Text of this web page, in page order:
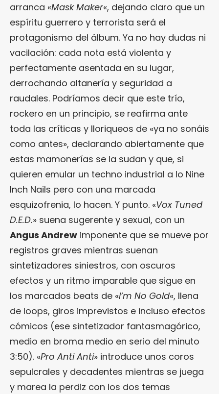
arranca «Mask Maker«, dejando claro que un
espíritu guerrero y terrorista será el
protagonismo del álbum. Ya no hay dudas ni
vacilación: cada nota está violenta y
perfectamente asentada en su lugar,
derrochando altanería y seguridad a
raudales. Podríamos decir que este trío,
rockero en un principio, se reafirma ante
toda las críticas y lloriqueos de «ya no sonáis
como antes», declarando abiertamente que
estas mamonerías se la sudan y que, si
quieren emular un techno industrial a lo Nine
Inch Nails pero con una marcada
esquizofrenia, lo hacen. Y punto. «Vox Tuned
D.E.D.» suena sugerente y sexual, con un
Angus Andrew imponente que se mueve por
registros graves mientras suenan
sintetizadores siniestros, con oscuros
efectos y un ritmo imparable que sigue en
los marcados beats de «I’m No Gold«, llena
de loops, giros imprevistos e incluso efectos
cómicos (ese sintetizador fantasmagórico,
medio en broma medio en serio del minuto
3:50). «Pro Anti Anti» introduce unos coros
sepulcrales y decadentes mientras se juega
y marea la perdiz con los dos temas